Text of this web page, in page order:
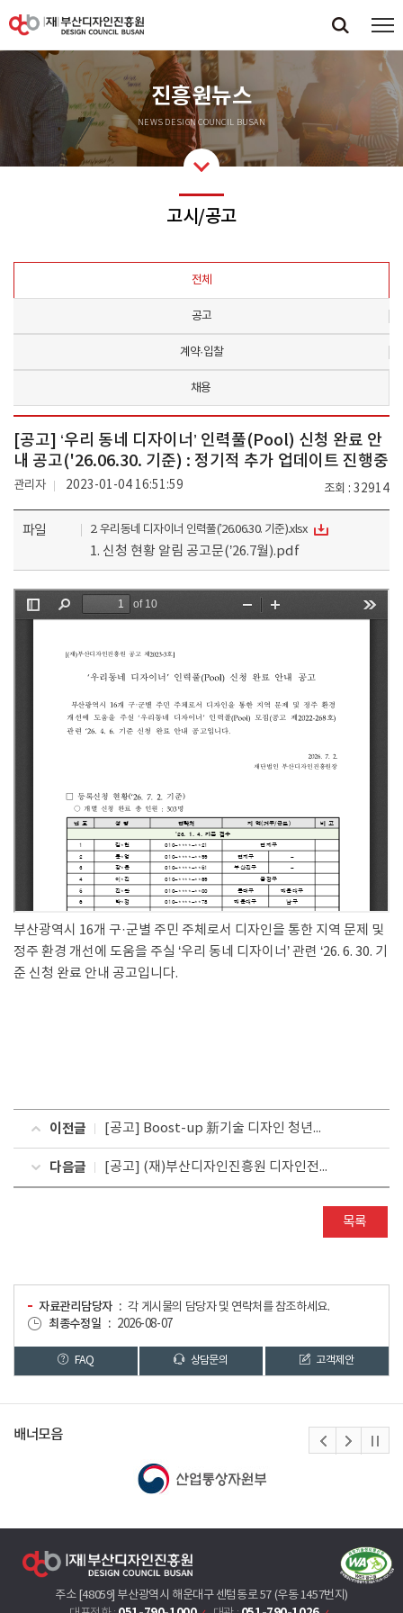
진흥원뉴스
NEWS DESIGN COUNCIL BUSAN
고시/공고
전체
공고
계약·입찰
채용
[공고] ‘우리 동네 디자이너’ 인력풀(Pool) 신청 완료 안
내 공고('26.06.30. 기준) : 정기적 추가 업데이트 진행중
조회 32914
관리자 2023-01-04 16:51:59
파일 2. 우리동네 디자이너 인력풀(’26.06.30. 기준).xlsx
1. 신청 현황 알림 공고문(’26.7월).pdf
부산광역시 16개 구·군별 주민 주체로서 디자인을 통한 지역 문제 및
정주 환경 개선에 도움을 주실 ‘우리 동네 디자이너’ 관련 ‘26. 6. 30. 기
준 신청 완료 안내 공고입니다.
이전글 [공고] Boost-up 新기술 디자인 청년일자리지원사업 참여기업 선정결과 공고
다음글 [공고] (재)부산디자인진흥원 디자인전문인력 양성과정 취업교육생 모집(콘텐츠 편집디자인 전문가 과정)
목록
자료관리담당자
각 게시물의 담당자 및 연락처를 참조하세요.
최종수정일
2026-08-07
FAQ 상담문의 고객제안
배너모음
주소 [48059] 부산광역시 해운대구 센텀동로 57 (우동 1457번지)